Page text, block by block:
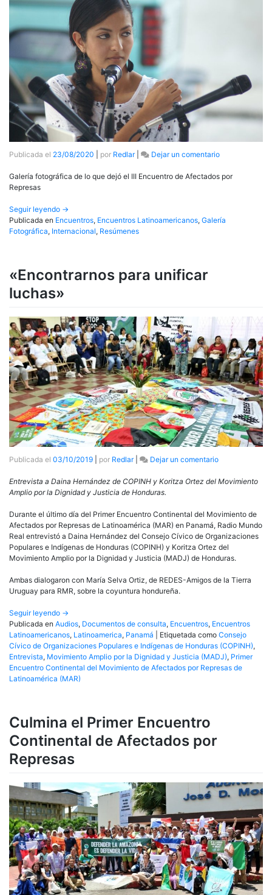
Publicada el 23/08/2020 por Redlar| Dejar un comentarioen
Encuentro
Galería fotográfica de lo que dejó el III Encuentro de Afectados por
Represas
Seguir leyendo →
Publicada en Encuentros, Encuentros Latinoamericanos, Galería
Fotográfica, Internacional, Resúmenes
«Encontrarnos para unificar
luchas»
Publicada el 03/10/2019 por Redlar| Dejar un comentarioen
para
Entrevista a Daina Hernández de COPINH y Koritza Ortez del Movimiento
Amplio por la Dignidad y Justicia de Honduras.
Durante el último día del Primer Encuentro Continental del Movimiento de
Afectados por Represas de Latinoamérica (MAR) en Panamá, Radio Mundo
Real entrevistó a Daina Hernández del Consejo Cívico de Organizaciones
Populares e Indígenas de Honduras (COPINH) y Koritza Ortez del
Movimiento Amplio por la Dignidad y Justicia (MADJ) de Honduras.
Ambas dialogaron con María Selva Ortiz, de REDES-Amigos de la Tierra
Uruguay para RMR, sobre la coyuntura hondureña.
Seguir leyendo →
Publicada en Audios, Documentos de consulta, Encuentros, Encuentros
Latinoamericanos, Latinoamerica, Panamá Etiquetada como Consejo
Cívico de Organizaciones Populares e Indígenas de Honduras (COPINH),
Entrevista, Movimiento Amplio por la Dignidad y Justicia (MADJ), Primer
Encuentro Continental del Movimiento de Afectados por Represas de
Latinoamérica (MAR)
Culmina el Primer Encuentro
Continental de Afectados por
Represas